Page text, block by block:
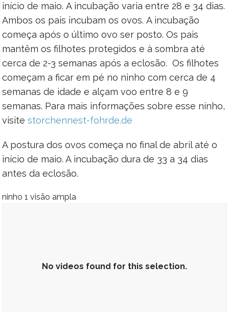
início de maio. A incubação varia entre 28 e 34 dias.
Ambos os pais incubam os ovos. A incubação
começa após o último ovo ser posto. Os pais
mantêm os filhotes protegidos e à sombra até
cerca de 2-3 semanas após a eclosão. Os filhotes
começam a ficar em pé no ninho com cerca de 4
semanas de idade e alçam voo entre 8 e 9
semanas. Para mais informações sobre esse ninho,
visite storchennest-fohrde.de
A postura dos ovos começa no final de abril até o
início de maio. A incubação dura de 33 a 34 dias
antes da eclosão.
ninho 1 visão ampla
No videos found for this selection.